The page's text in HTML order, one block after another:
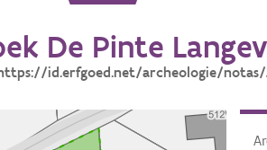
De Pinte
id.erfgoed.net/archeologie/notas/